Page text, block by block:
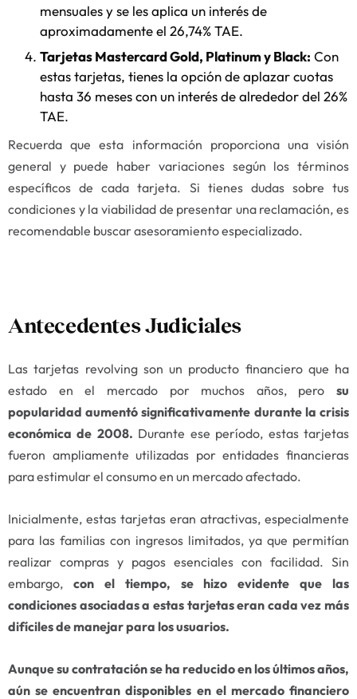
mensuales y se les aplica un interés de
aproximadamente el 26,74% TAE.
Tarjetas Mastercard Gold, Platinum y Black: Con
estas tarjetas, tienes la opción de aplazar cuotas
hasta 36 meses con un interés de alrededor del 26%
TAE.
Recuerda que esta información proporciona una visión
general y puede haber variaciones según los términos
específicos de cada tarjeta. Si tienes dudas sobre tus
condiciones y la viabilidad de presentar una reclamación, es
recomendable buscar asesoramiento especializado.
Antecedentes Judiciales
Las tarjetas revolving son un producto financiero que ha
estado en el mercado por muchos años, pero su
popularidad aumentó significativamente durante la crisis
económica de 2008. Durante ese período, estas tarjetas
fueron ampliamente utilizadas por entidades financieras
para estimular el consumo en un mercado afectado.
Inicialmente, estas tarjetas eran atractivas, especialmente
para las familias con ingresos limitados, ya que permitían
realizar compras y pagos esenciales con facilidad. Sin
embargo, con el tiempo, se hizo evidente que las
condiciones asociadas a estas tarjetas eran cada vez más
difíciles de manejar para los usuarios.
Aunque su contratación se ha reducido en los últimos años,
aún se encuentran disponibles en el mercado financiero